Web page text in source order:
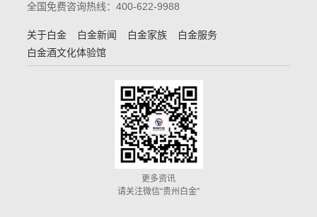
全国免费咨询热线：400-622-9988
关于白金 白金新闻 白金家族
白金服务
白金酒文化体验馆
更多资讯
请关注微信“贵州白金”